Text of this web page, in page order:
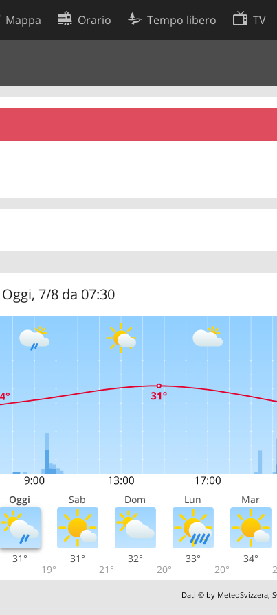
Mappa Orario Tempo libero TV
Oggi, 7/8 da 07:30
Oggi Sab Dom Lun Mar
31°
19°
31°
21°
32°
20°
33°
20°
34°
Dati © by MeteoSvizzera,
Preferenze cookie
Sviluppatori